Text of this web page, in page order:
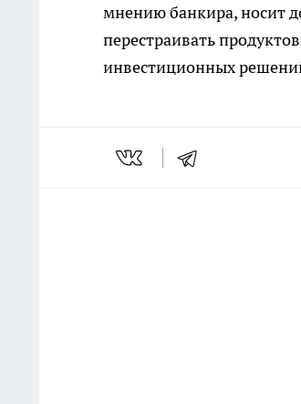
мнению банкира, носит
перестраивать
инвестиционных